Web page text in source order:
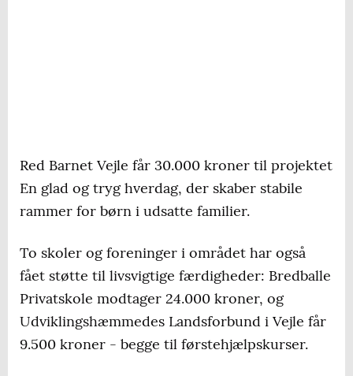
Red Barnet Vejle får 30.000 kroner til projektet
En glad og tryg hverdag, der skaber stabile
rammer for børn i udsatte familier.
To skoler og foreninger i området har også
fået støtte til livsvigtige færdigheder: Bredballe
Privatskole modtager 24.000 kroner, og
Udviklingshæmmedes Landsforbund i Vejle får
9.500 kroner - begge til førstehjælpskurser.